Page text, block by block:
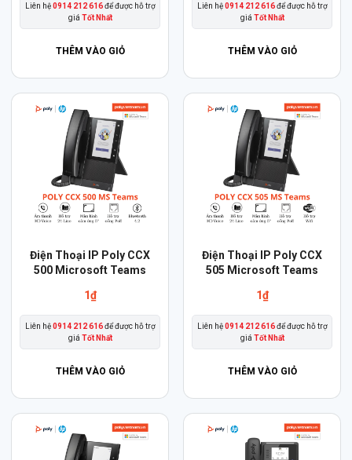
Liên hệ0914 212 616để được hỗ trợ
giá Tốt Nhất
THÊM VÀO GIỎ
Liên hệ0914 212 616để được hỗ trợ
giá Tốt Nhất
THÊM VÀO GIỎ
Điện Thoại IP Poly CCX
500 Microsoft Teams
1₫
Liên hệ0914 212 616để được hỗ trợ
giá Tốt Nhất
THÊM VÀO GIỎ
Điện Thoại IP Poly CCX
505 Microsoft Teams
1₫
Liên hệ0914 212 616để được hỗ trợ
giá Tốt Nhất
THÊM VÀO GIỎ